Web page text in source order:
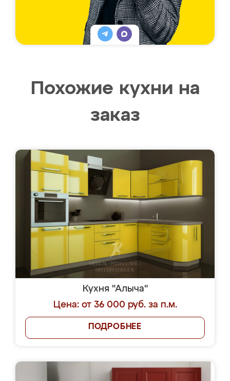
Похожие кухни на
заказ
Кухня "Алыча"
Цена: от 36 000 руб. за п.м.
ПОДРОБНЕЕ